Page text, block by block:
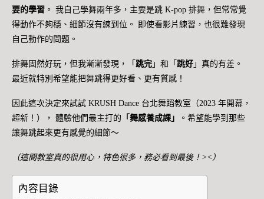
要的學習 。 我自己學舞兩年多，主要是跳 K-pop 排舞，但常常覺
得動作不夠穩、細節沒有練到位。 即使看影片練習，也很難發現
自己動作的問題。
排舞固然好玩，但我漸漸發現，「 跳完 」和「 跳好 」真的有差。
最近就特別希望能把舞跳得更好看、更有質感！
因此這次決定來試試 KRUSH Dance 台北舞蹈教室（2023 年開幕，
超新！）， 體驗他們最主打的 「舞感養成課」
。希望能學到那些
讓舞跳起來更有感覺的細節～
（這間教室真的很用心，特色很多，務必看到最後！><）
內容目錄